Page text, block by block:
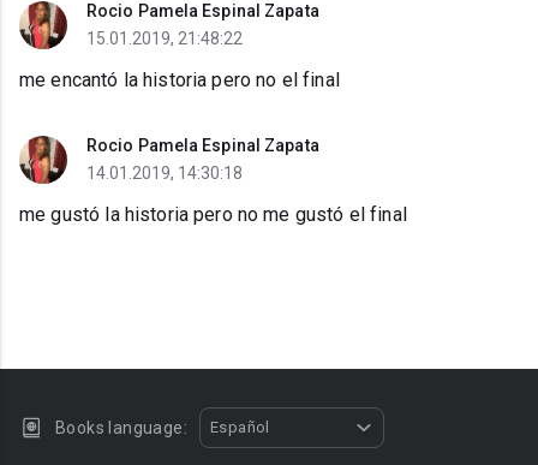
Rocio Pamela Espinal Zapata
15.01.2019, 21:48:22
me encantó la historia pero no el final
Rocio Pamela Espinal Zapata
14.01.2019, 14:30:18
me gustó la historia pero no me gustó el final
Books language: Español